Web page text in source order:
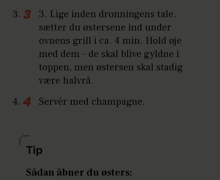
3. Lige inden dronningens tale,
sætter du østersene ind under
ovnens grill i ca. 4 min. Hold øje
med dem – de skal blive gyldne i
toppen, men østersen skal stadig
være halvrå.
Servér med champagne.
Tip
Sådan åbner du østers: